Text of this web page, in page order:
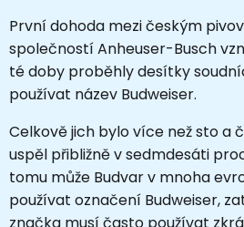
První dohoda mezi českým
společnostíAnheuser-Busch
té doby proběhly desítky
používat název Budweiser.
Celkově jich bylo více než sto a
uspěl přibližně v sedmdesáti
tomu může Budvar v mnoha
používat označení Budweiser,
značka musí často používat